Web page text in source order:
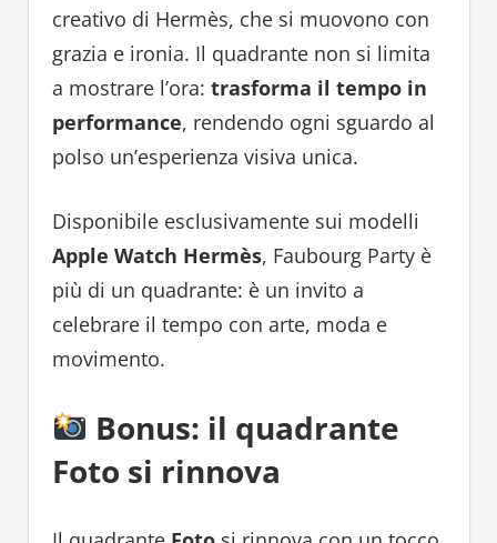
creativo di Hermès, che si muovono con
grazia e ironia. Il quadrante non si limita
a mostrare l’ora: trasforma il tempo in
performance, rendendo ogni sguardo al
polso un’esperienza visiva unica.
Disponibile esclusivamente sui modelli
Apple Watch Hermès, Faubourg Party è
più di un quadrante: è un invito a
celebrare il tempo con arte, moda e
movimento.
Bonus: il quadrante
Foto si rinnova